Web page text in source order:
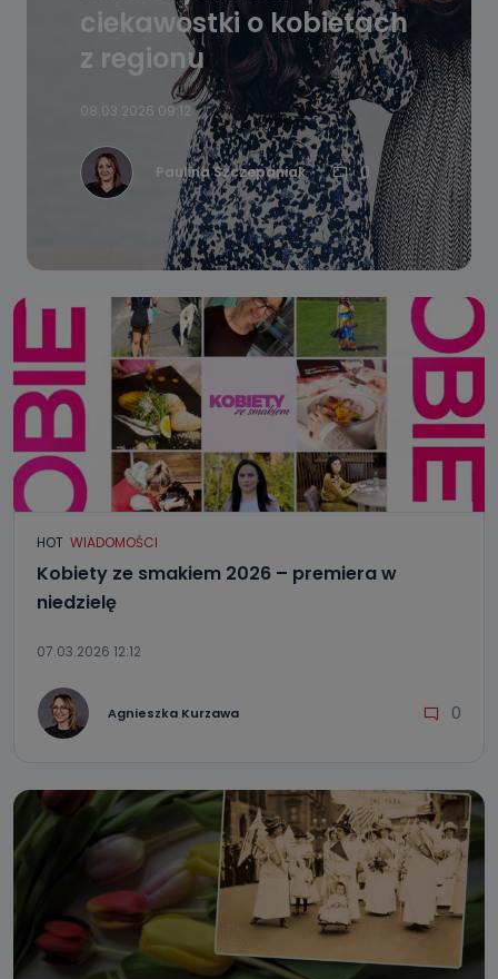
ciekawostki o kobietach
z regionu
08.03.2026 09:12
Paulina Szczepaniak 0
HOT WIADOMOŚCI
Kobiety ze smakiem 2026 – premiera w
niedzielę
07.03.2026 12:12
Agnieszka Kurzawa 0